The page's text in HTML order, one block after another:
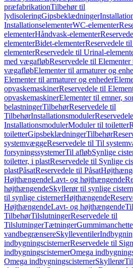
præfabrikationTilbehør til
lydisoleringGipsbeklædninger
InstallationselementerWC-elementer
elementerHåndvask-elementer
elementerBidet-elementerReservedele
elementerReservedele til Urinal-
med vægafløbReservedele til
vægafløbElementer til armaturer og
Elementer til armaturer og enheder
opvaskemaskinerReservedele til
opvaskemaskinerElementer til emner,
belastningerTilbehørReservedele til
TilbehørInstallationsmoduler
InstallationsmodulerModuler til toiletter
toiletterGipsbeklædningerTilbehør
systemvæggeReservedele til Til
forsyningssystemerTil afløbSynlige
toiletter, i plastReservedele til Synlige
plastPåsatReservedele til Påsat
HøjthængendeLavt- og højthængende
højthængendeSkyllerør til synlige
til synlige cisternerHøjthængende
HøjthængendeLavt- og højthængende
TilbehørTilslutningerReservedele til
TilslutningerTætninger
vandbegrænsereSkylleventiler
indbygningscisternerReservedele til
indbygningscisternerOmega
Omega indbygningscisternerSkyllerør